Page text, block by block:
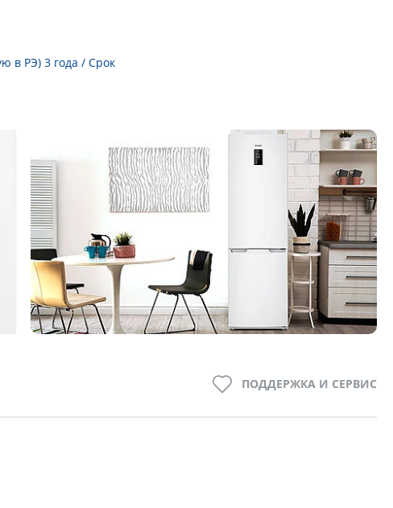
в РЭ) 3 года / Срок
ПОДДЕРЖКА И СЕРВИС